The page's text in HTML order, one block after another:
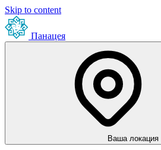
Skip to content
Панацея
Ваша локация